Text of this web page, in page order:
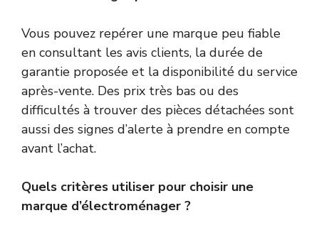
Vous pouvez repérer une marque peu fiable
en consultant les avis clients, la durée de
garantie proposée et la disponibilité du service
après-vente. Des prix très bas ou des
difficultés à trouver des pièces détachées sont
aussi des signes d’alerte à prendre en compte
avant l’achat.
Quels critères utiliser pour choisir une
marque d’électroménager ?